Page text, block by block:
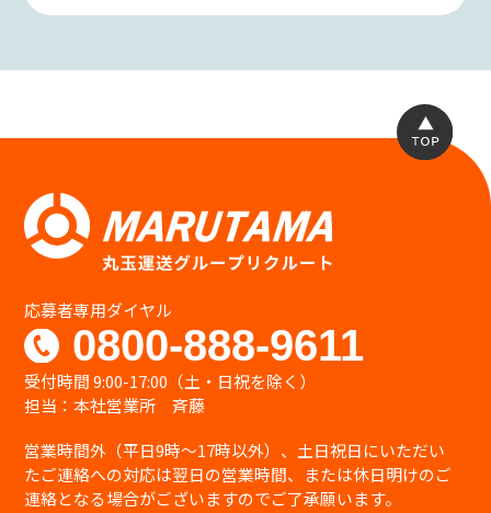
守します。
本方針は当社の個人情報の取り扱いに関して
方針に則って個人情報保護法等の法令・規範に
基づく個人情報の保護に努めます。
個人情報の安全管理措置について
当社は、個人情報への不正アクセス、個人情報
し、正確性及び安全性を確保するために管理
体制を整備し、適切な安全対策を実施致しま
す。
個人情報を取り扱う事務所内への部外者の立
ち入りを制限し、当社の個人情報保護に関わ
施するほか管理責任者を置き個人情報の適切
な管理に努めます。
応募者専用ダイヤル
0800-888-9611
受付時間 9:00-17:00（土・日祝を除く）
担当：本社営業所 斉藤
営業時間外（平日9時〜17時以外）、土日祝日にいただい
たご連絡への対応は翌日の営業時間、または休日明けのご
連絡となる場合がございますのでご了承願います。